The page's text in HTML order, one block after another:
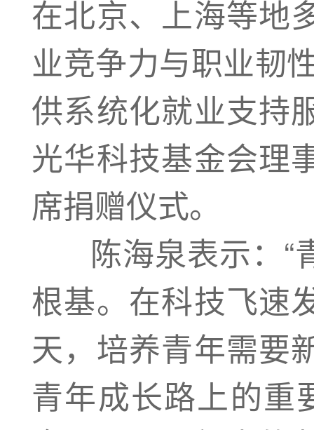
在北京、上海等地
业竞争力与职业韧
供系统化就业支持
光华科技基金会理
席捐赠仪式。
陈海泉表示：“
根基。在科技飞速
天，培养青年需要
青年成长路上的重